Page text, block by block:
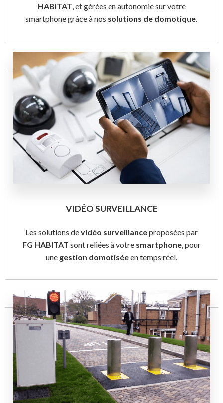
HABITAT, et gérées en autonomie sur votre
smartphone grâce à nos solutions de domotique.
VIDÉO SURVEILLANCE
Les solutions devidéo surveillanceproposées par
FG HABITAT sont reliées à votre smartphone, pour
une gestion domotiséeen temps réel.